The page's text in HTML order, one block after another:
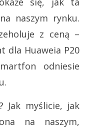
naszym rynku.
z ceną –
dla Huaweia P20
odniesie
Jak myślicie, jak
na naszym,